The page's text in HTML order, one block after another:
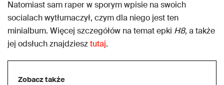
Natomiast sam raper w sporym wpisie na swoich
socialach wytłumaczył, czym dla niego jest ten
minialbum. Więcej szczegółów na temat epki H8, a także
jej odsłuch znajdziesztutaj.
Zobacz także